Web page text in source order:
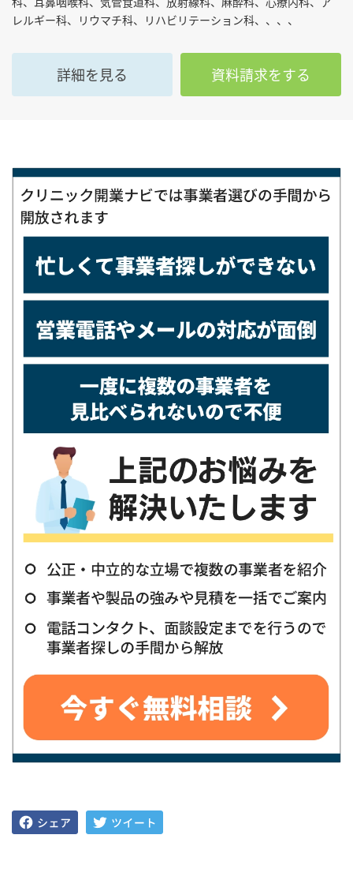
レルギー科、リウマチ科、リハビリテーション科、、、、
詳細を見る 資料請求をする